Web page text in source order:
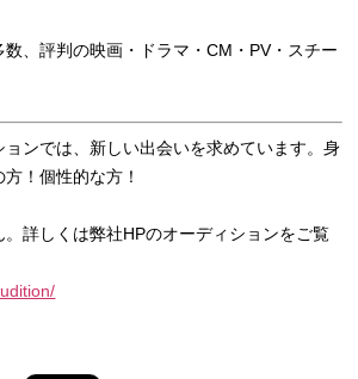
、評判の映画・ドラマ・CM・PV・スチー
ョンでは、新しい出会いを求めています。身
！個性的な方！
。詳しくは弊社HPのオーディションをご覧